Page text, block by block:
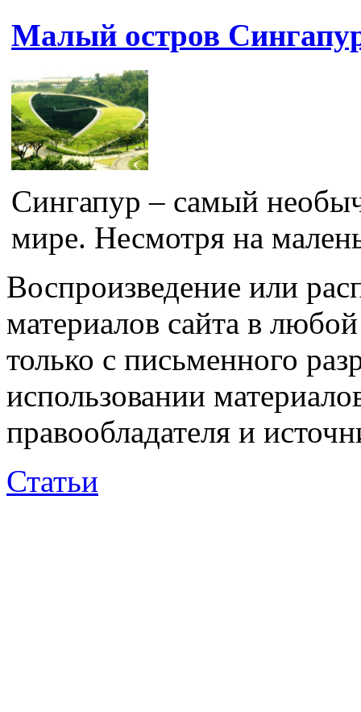
Малый остров
Сингапур – самый
мире. Несмотря на
Воспроизведение или
материалов сайта в
только с письменного
использовании
правообладателя и
Статьи